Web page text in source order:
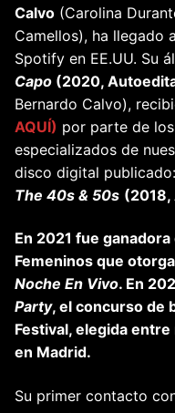
Calvo (Carolina
Camellos), ha llegado
Spotify en EE.UU. Su
Capo (2020,
Bernardo Calvo),
AQUÍ) por parte de
especializados de
disco digital publicado:
The 40s & 50s (2018,
En 2021 fue
Femeninos que
Noche En Vivo. En
Party, el concurso de
Festival, elegida
en Madrid.
Su primer contacto